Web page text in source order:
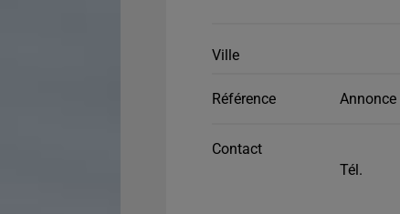
Ville
Référence Annonce
Contact
Tél.